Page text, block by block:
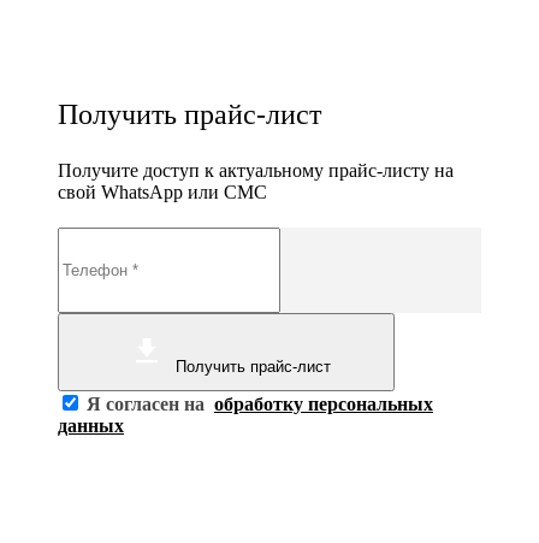
Получить прайс-лист
Получите доступ к актуальному прайс-листу на
свой WhatsApp или СМС
Получить прайс-лист
Я согласен на обработку персональных
данных